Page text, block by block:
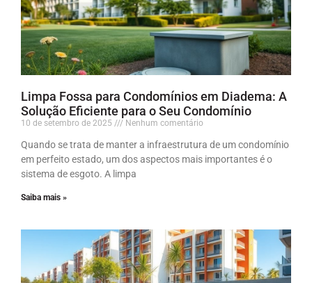
Limpa Fossa para Condomínios em Diadema: A
Solução Eficiente para o Seu Condomínio
10 de setembro de 2025 Nenhum comentário
Quando se trata de manter a infraestrutura de um condomínio
em perfeito estado, um dos aspectos mais importantes é o
sistema de esgoto. A limpa
Saiba mais »